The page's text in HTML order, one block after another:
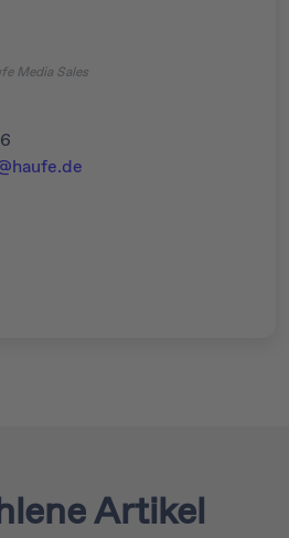
Media Sales
Artikel